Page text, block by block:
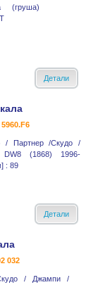
(груша)
Детали
/ Партнер /Скудо /
(1868) 1996-
: 89
Детали
032
/ Джампи /